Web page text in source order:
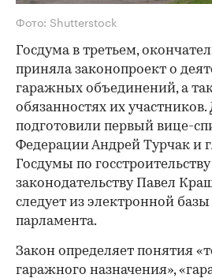
Фото: Shutterstock
Госдума в третьем,
приняла законопроект о
гаражных объединений, а
обязанностях их участников.
подготовили первый вице-
Федерации Андрей Турчак и
Госдумы по
законодательству Павел
следует из электронной
парламента.
Закон определяет понятия
гаражного назначения»,